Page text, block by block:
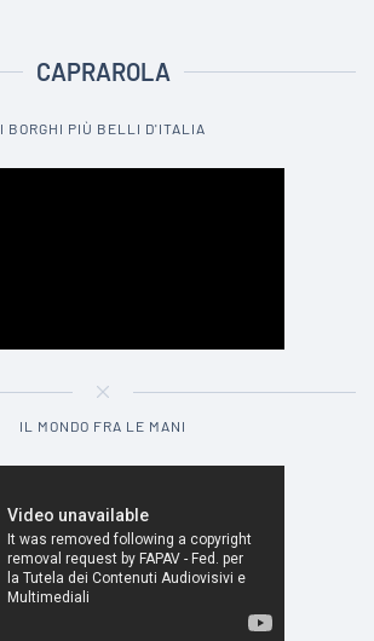
CAPRAROLA
I BORGHI PIÙ BELLI D'ITALIA
IL MONDO FRA LE MANI